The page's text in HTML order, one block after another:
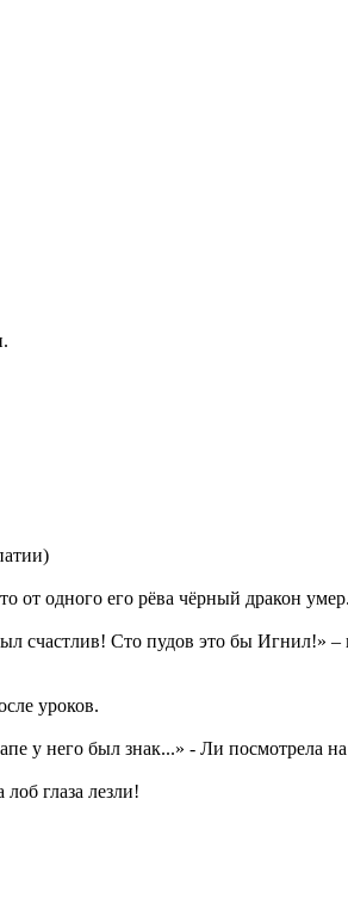
от одного его рёва чёрный дракон
счастлив! Сто пудов это бы Игнил!»
уроков.
у него был знак...» - Ли посмотрела
глаза лезли!